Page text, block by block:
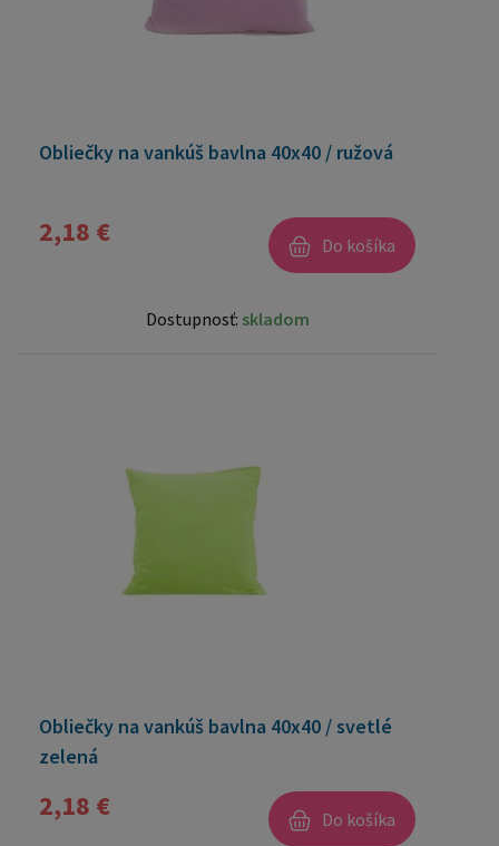
Obliečky na vankúš bavlna 40x40 / ružová
2,18 € Do košíka
Dostupnosť: skladom
Obliečky na vankúš bavlna 40x40 / svetlé
zelená
2,18 € Do košíka